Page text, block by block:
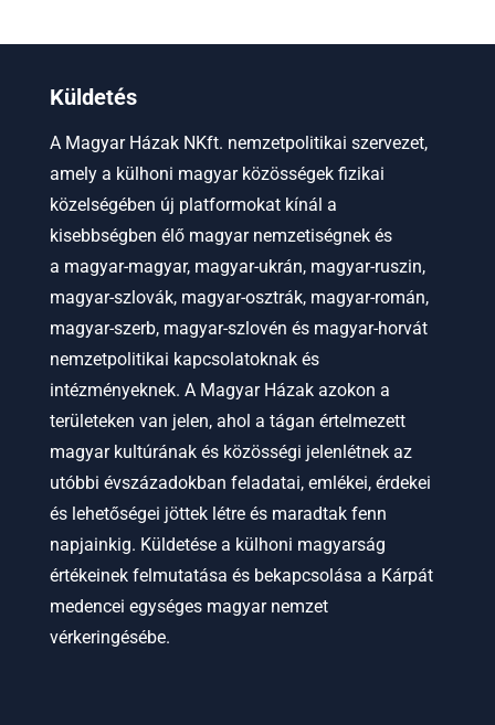
Küldetés
A Magyar Házak NKft. nemzetpolitikai szervezet,
amely a külhoni magyar közösségek fizikai
közelségében új platformokat kínál a
kisebbségben élő magyar nemzetiségnek és
a magyar-magyar, magyar-ukrán, magyar-ruszin,
magyar-szlovák, magyar-osztrák, magyar-román,
magyar-szerb, magyar-szlovén és magyar-horvát
nemzetpolitikai kapcsolatoknak és
intézményeknek. A Magyar Házak azokon a
területeken van jelen, ahol a tágan értelmezett
magyar kultúrának és közösségi jelenlétnek az
utóbbi évszázadokban feladatai, emlékei, érdekei
és lehetőségei jöttek létre és maradtak fenn
napjainkig. Küldetése a külhoni magyarság
értékeinek felmutatása és bekapcsolása a Kárpát
medencei egységes magyar nemzet
vérkeringésébe.